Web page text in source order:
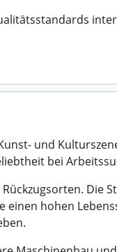
und
bei
Die
einen hohen